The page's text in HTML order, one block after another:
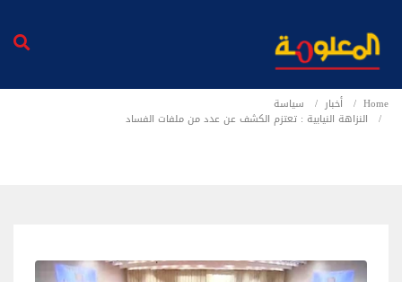
Home أخبار
سياسة
النزاهة النيابية : تعتزم الكشف عن عدد من ملفات الفساد